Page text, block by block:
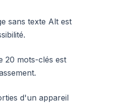
sans texte Alt est
20 mots-clés est
d'un appareil